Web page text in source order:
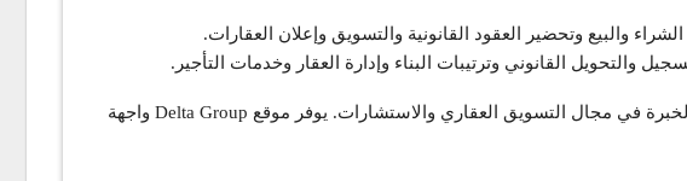
تعتبر Delta Group شركة عقارية موثوقة وذات سمعة جيدة في قطاع العقارات في تركيا، حيث يتميز فريقها بالمهنية والخبرة في مجال التسويق العقاري والاستشارات. يوفر موقع Delta Group واجهة